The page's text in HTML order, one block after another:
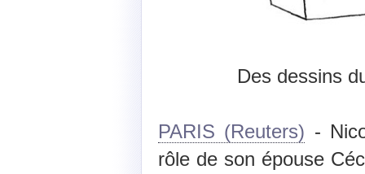
Des dessins
PARIS (Reuters) -
rôle de son épouse